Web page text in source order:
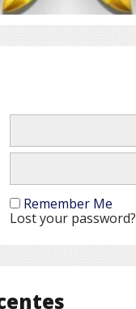
Remember Me
Lost your password?